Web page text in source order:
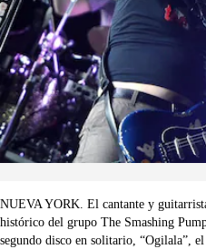
NUEVA YORK. El cantante y
histórico del grupo The Smashing
segundo disco en solitario, “Ogilala”,